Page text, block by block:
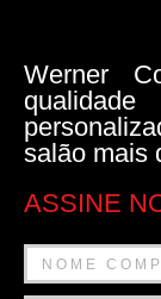
Werner
salão mais
ASSINE